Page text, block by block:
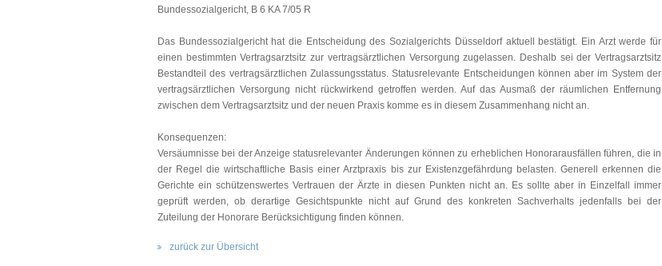
Bundessozialgericht, B 6 KA 7/05 R
Das Bundessozialgericht hat die Entscheidung des Sozialgerichts Düsseldorf aktuell bestätigt. Ein Arzt werde für
einen bestimmten Vertragsarztsitz zur vertragsärztlichen Versorgung zugelassen. Deshalb sei der Vertragsarztsitz
Bestandteil des vertragsärztlichen Zulassungsstatus. Statusrelevante Entscheidungen können aber im System der
vertragsärztlichen Versorgung nicht rückwirkend getroffen werden. Auf das Ausmaß der räumlichen Entfernung
zwischen dem Vertragsarztsitz und der neuen Praxis komme es in diesem Zusammenhang nicht an.
Konsequenzen:
Versäumnisse bei der Anzeige statusrelevanter Änderungen können zu erheblichen Honorarausfällen führen, die in
der Regel die wirtschaftliche Basis einer Arztpraxis bis zur Existenzgefährdung belasten. Generell erkennen die
Gerichte ein schützenswertes Vertrauen der Ärzte in diesen Punkten nicht an. Es sollte aber in Einzelfall immer
geprüft werden, ob derartige Gesichtspunkte nicht auf Grund des konkreten Sachverhalts jedenfalls bei der
Zuteilung der Honorare Berücksichtigung finden können.
zurück zur Übersicht